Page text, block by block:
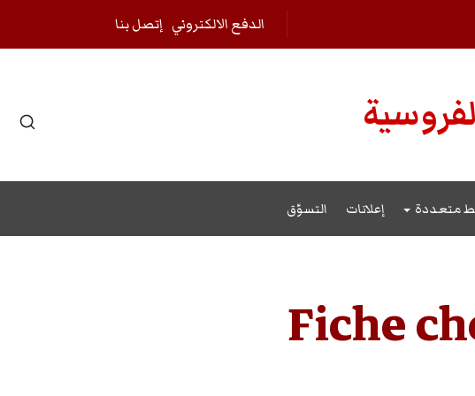
إتصل بنا الدفع الالكتروني
متعددة إعلانات التسوّق
Fiche